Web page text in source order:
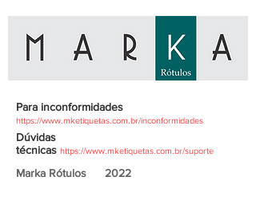
Para inconformidades
https://www.mketiquetas.com.br/inconformidades
Dúvidas
técnicas https://www.mketiquetas.com.br/suporte
Marka Rótulos 2022